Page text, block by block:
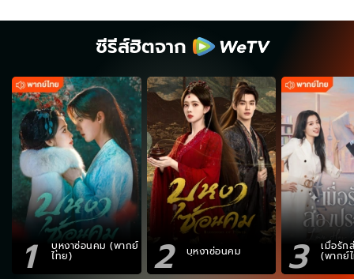
ซีรีส์ฮิตจาก
1 บุหงาซ่อนคม (พากย์
ไทย) 2 บุหงาซ่อนคม 3 เมื่อรัก
(พากย์